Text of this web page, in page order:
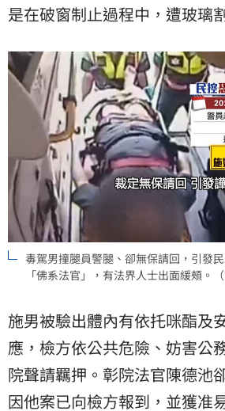
是在破窗制止過程中，遭玻璃
毒駕男撞腿員警腿、卻無保請回，引發
「佛系法官」，有法界人士出面緩頰。（
施男被驗出體內有依托咪酯及
應，檢方依公共危險、妨害公
院聲請羈押。彰院法官陳德池
因他案已向檢方報到，並獲准